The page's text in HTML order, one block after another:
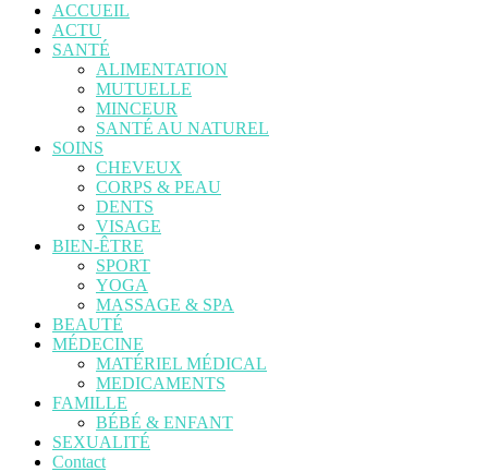
ACCUEIL
ACTU
SANTÉ
ALIMENTATION
MUTUELLE
MINCEUR
SANTÉ AU NATUREL
SOINS
CHEVEUX
CORPS & PEAU
DENTS
VISAGE
BIEN-ÊTRE
SPORT
YOGA
MASSAGE & SPA
BEAUTÉ
MÉDECINE
MATÉRIEL MÉDICAL
MEDICAMENTS
FAMILLE
BÉBÉ & ENFANT
SEXUALITÉ
Contact